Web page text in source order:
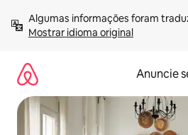
para
Mostrar idioma original
Anuncie